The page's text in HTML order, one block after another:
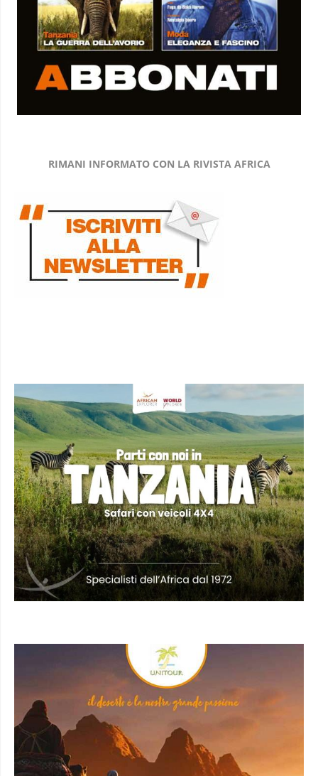
RIMANI INFORMATO CON LA RIVISTA AFRICA